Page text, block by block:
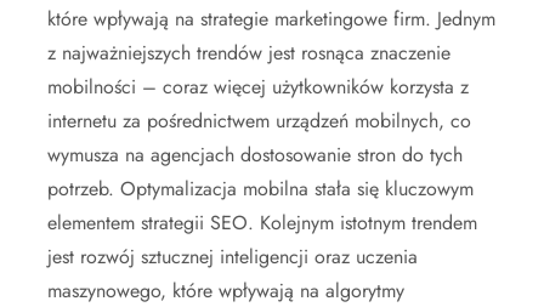
które wpływają na strategie marketingowe firm. Jednym
z najważniejszych trendów jest rosnąca znaczenie
mobilności – coraz więcej użytkowników korzysta z
internetu za pośrednictwem urządzeń mobilnych, co
wymusza na agencjach dostosowanie stron do tych
potrzeb. Optymalizacja mobilna stała się kluczowym
elementem strategii SEO. Kolejnym istotnym trendem
jest rozwój sztucznej inteligencji oraz uczenia
maszynowego, które wpływają na algorytmy